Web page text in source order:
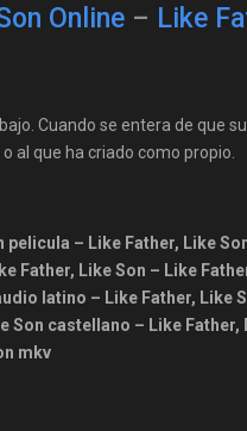
Online– Like
Cuando se entera de que
al que ha criado como propio.
– Like Father, Like
Father, Like Son – Like
latino – Like Father,
Son castellano – Like
mkv